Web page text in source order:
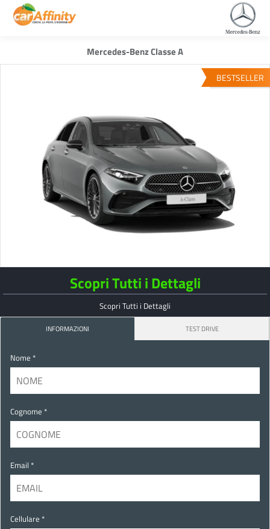
Mercedes-Benz Classe A
BESTSELLER
Scopri Tutti i Dettagli
Scopri Tutti i Dettagli
INFORMAZIONI TEST DRIVE
Nome *
Cognome *
Email *
Cellulare *